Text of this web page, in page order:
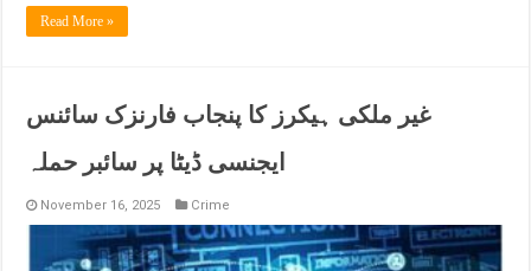
Read More »
غیر ملکی ہیکرز کا پنجاب فارنزک سائنس
ایجنسی ڈیٹا پر سائبر حملہ
November 16, 2025 Crime